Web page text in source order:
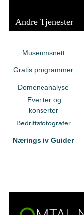
Andre Tjenester
Museumsnett
Gratis programmer
Domeneanalyse
Eventer og
konserter
Bedriftsfotografer
Næringsliv Guider